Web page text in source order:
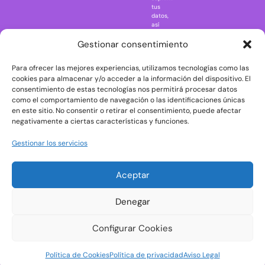
Gestionar consentimiento
Para ofrecer las mejores experiencias, utilizamos tecnologías como las
cookies para almacenar y/o acceder a la información del dispositivo. El
consentimiento de estas tecnologías nos permitirá procesar datos
como el comportamiento de navegación o las identificaciones únicas
en este sitio. No consentir o retirar el consentimiento, puede afectar
negativamente a ciertas características y funciones.
Gestionar los servicios
Aceptar
Denegar
Configurar Cookies
Política de CookiesPolítica de privacidadAviso Legal
Rick and
The Big Bang
Theory
The Blues
Brothers
The
The Shining
Derry
tus
datos,
así
ejercer
consultando
la
información
adicional
y
detallada
sobre